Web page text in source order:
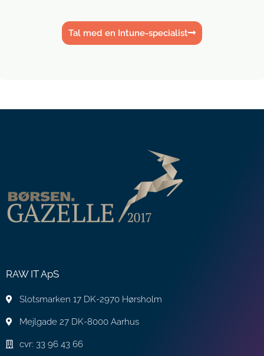
Tal med en Intune-specialist
RAW IT ApS
Slotsmarken 17 DK-2970 Hørsholm
Mejlgade 27 DK-8000 Aarhus
cvr: 33 96 43 66